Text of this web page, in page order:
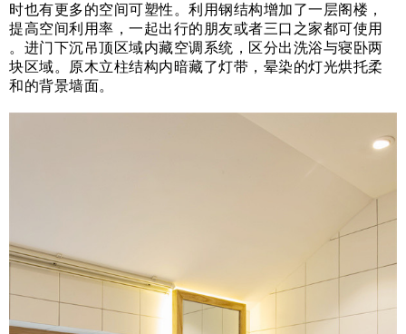
时也有更多的空间可塑性。利用钢结构增加了一层阁楼，
提高空间利用率，一起出行的朋友或者三口之家都可使用
。进门下沉吊顶区域内藏空调系统，区分出洗浴与寝卧两
块区域。原木立柱结构内暗藏了灯带，晕染的灯光烘托柔
和的背景墙面。